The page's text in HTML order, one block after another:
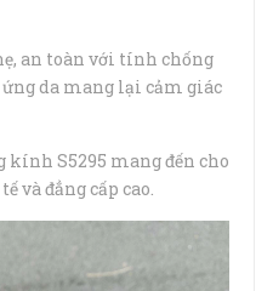
an toàn với tính chống
da mang lại cảm giác
kính S5295 mang đến cho
và đẳng cấp cao.